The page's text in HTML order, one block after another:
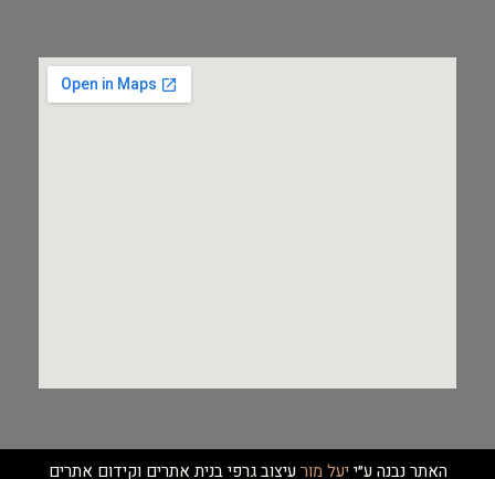
האתר נבנה ע״י יעל מורעיצוב גרפי בנית אתרים וקידום אתרים